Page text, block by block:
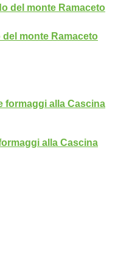
monte Ramaceto
alla Cascina